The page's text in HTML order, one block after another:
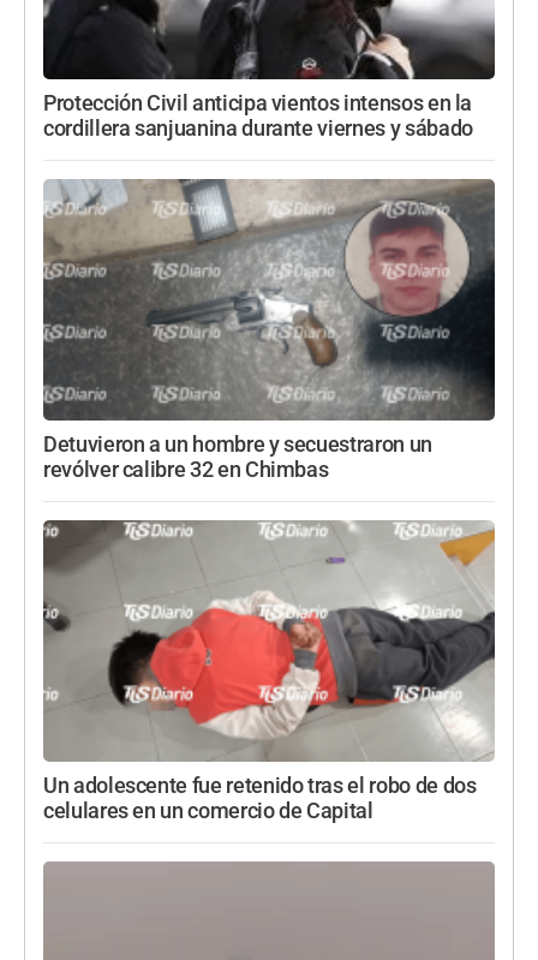
Protección Civil anticipa vientos intensos en la
cordillera sanjuanina durante viernes y sábado
Detuvieron a un hombre y secuestraron un
revólver calibre 32 en Chimbas
Un adolescente fue retenido tras el robo de dos
celulares en un comercio de Capital